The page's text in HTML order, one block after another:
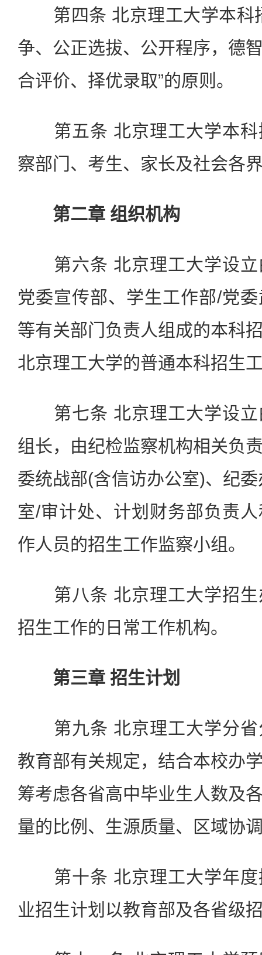
第四条 北京理工大学本科
争、公正选拔、公开程序，德
合评价、择优录取”的原则。
第五条 北京理工大学本科
察部门、考生、家长及社会各
第二章 组织机构
第六条 北京理工大学设立
党委宣传部、学生工作部/党
等有关部门负责人组成的本科
北京理工大学的普通本科招生
第七条 北京理工大学设立
组长，由纪检监察机构相关负
委统战部(含信访办公室)、纪
室/审计处、计划财务部负责
作人员的招生工作监察小组。
第八条 北京理工大学招生
招生工作的日常工作机构。
第三章 招生计划
第九条 北京理工大学分省
教育部有关规定，结合本校办
筹考虑各省高中毕业生人数及
量的比例、生源质量、区域协
第十条 北京理工大学年度
业招生计划以教育部及各省级